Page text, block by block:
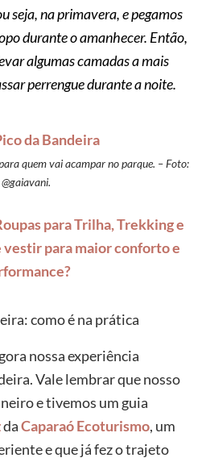
seja, na primavera, e pegamos
durante o amanhecer. Então,
algumas camadas a mais
perrengue durante a noite.
quem vai acampar no parque. – Foto:
@gaiavani.
para Trilha, Trekking e
para maior conforto e
como é na prática
nossa experiência
Vale lembrar que nosso
e tivemos um guia
daCaparaó Ecoturismo, um
e que já fez o trajeto